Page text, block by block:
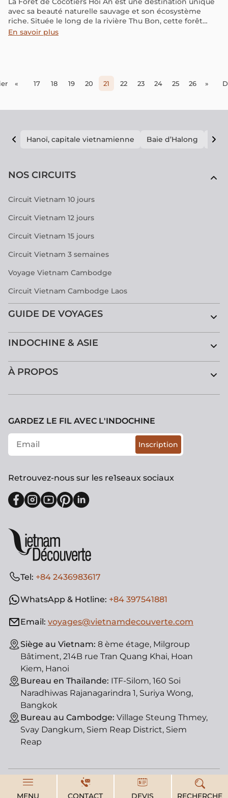
avec sa beauté naturelle sauvage et son écosystème
riche. Située le long de la rivière Thu Bon, cette forêt
offre une expérience de tourisme écologique captivante
En savoir plus
« 17 18 19 20 21 22 23 24 25 26 »
MENU CONTACT DEVIS RECHERCHE
Hanoï, capitale vietnamienne Baie d’Halong E
NOS CIRCUITS
Circuit Vietnam 10 jours
Circuit Vietnam 12 jours
Circuit Vietnam 15 jours
Circuit Vietnam 3 semaines
Voyage Vietnam Cambodge
Circuit Vietnam Cambodge Laos
GUIDE DE VOYAGES
INDOCHINE & ASIE
À PROPOS
Tel: +84 2436983617
WhatsApp & Hotline: +84 397541881
Email: voyages@vietnamdecouverte.com
Siège au Vietnam: 8 ème étage, Milgroup
Bâtiment, 214B rue Tran Quang Khai, Hoan
Kiem, Hanoi
Bureau en Thaïlande: ITF-Silom, 160 Soi
Naradhiwas Rajanagarindra 1, Suriya Wong,
Bangkok
Bureau au Cambodge: Village Steung Thmey,
Svay Dangkum, Siem Reap District, Siem
Reap
GARDEZ LE FIL AVEC L'INDOCHINE
Inscription
Retrouvez-nous sur les re1seaux sociaux
© Vietnam Découverte, agence de voyage locale. License
d'état : 01-182/2014/TCDL-GPLHQT